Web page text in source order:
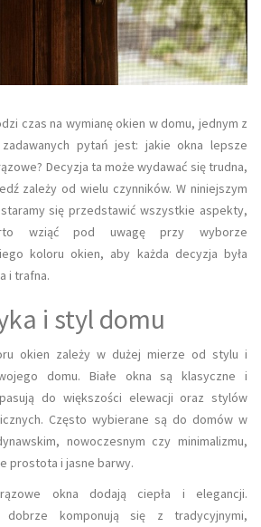
czas na wymianę okien w domu, jednym z
zadawanych pytań jest: jakie okna lepsze
Decyzja ta może wydawać się trudna,
zależy od wielu czynników. W niniejszym
się przedstawić wszystkie aspekty,
wziąć pod uwagę przy wyborze
koloru okien, aby każda decyzja była
i trafna.
i styl domu
okien zależy w dużej mierze od stylu i
domu. Białe okna są klasyczne i
do większości elewacji oraz stylów
Często wybierane są do domów w
nowoczesnym czy minimalizmu,
prostota i jasne barwy.
okna dodają ciepła i elegancji.
dobrze komponują się z tradycyjnymi,